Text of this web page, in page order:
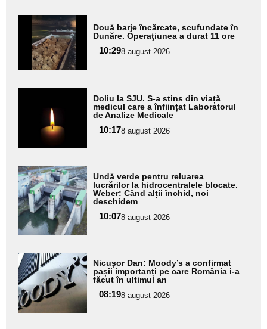
Adaugă
aici textul
pentru
subtitlu
Două barje încărcate, scufundate în
Dunăre. Operaţiunea a durat 11 ore
10:298 august 2026
aici textul
pentru
subtitlu
Doliu la SJU. S-a stins din viață
medicul care a înființat Laboratorul
de Analize Medicale
10:178 august 2026
Adaugă
aici textul
pentru
subtitlu
Undă verde pentru reluarea
lucrărilor la hidrocentralele blocate.
Weber: Când alții închid, noi
deschidem
10:078 august 2026
Adaugă
aici textul
pentru
subtitlu
Nicușor Dan: Moody’s a confirmat
pașii importanți pe care România i-a
făcut în ultimul an
08:198 august 2026